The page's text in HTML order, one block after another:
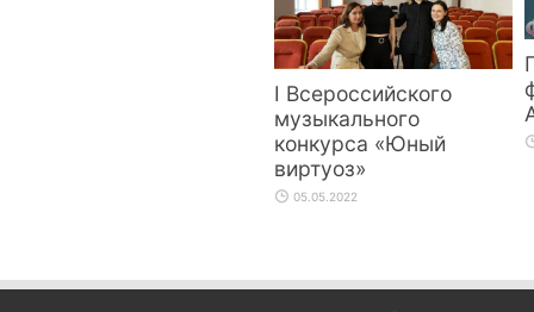
I Всероссийского
музыкального
конкурса «Юный
виртуоз»
05.05.2022